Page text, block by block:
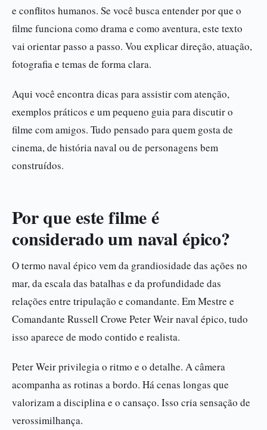
e conflitos humanos. Se você busca entender por que o
filme funciona como drama e como aventura, este texto
vai orientar passo a passo. Vou explicar direção, atuação,
fotografia e temas de forma clara.
Aqui você encontra dicas para assistir com atenção,
exemplos práticos e um pequeno guia para discutir o
filme com amigos. Tudo pensado para quem gosta de
cinema, de história naval ou de personagens bem
construídos.
Por que este filme é
considerado um naval épico?
O termo naval épico vem da grandiosidade das ações no
mar, da escala das batalhas e da profundidade das
relações entre tripulação e comandante. Em Mestre e
Comandante Russell Crowe Peter Weir naval épico, tudo
isso aparece de modo contido e realista.
Peter Weir privilegia o ritmo e o detalhe. A câmera
acompanha as rotinas a bordo. Há cenas longas que
valorizam a disciplina e o cansaço. Isso cria sensação de
verossimilhança.